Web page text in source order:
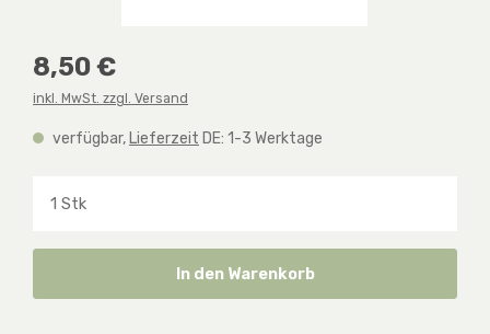
Regulärer Preis:
8,50 €
inkl. MwSt. zzgl. Versand
verfügbar, Lieferzeit DE: 1-3 Werktage
In den Warenkorb